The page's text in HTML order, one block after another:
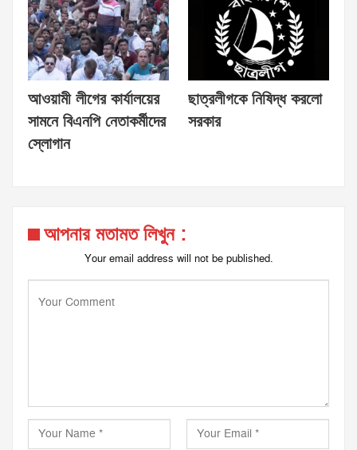
আওয়ামী লীগের কার্যালয়ের
সামনে বিএনপি নেতাকর্মীদের
স্লোগান
ছাত্রলীগকে নিষিদ্ধ করলো
সরকার
আপনার মতামত লিখুন :
Your email address will not be published.